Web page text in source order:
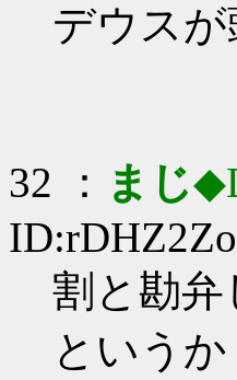
デウス
32 ： まじ
割と勘
という